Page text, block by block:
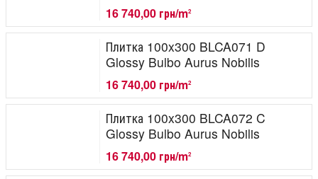
16 740,00 грн/m2
Плитка 100x300 BLCA071 D
Glossy Bulbo Aurus Nobilis
16 740,00 грн/m2
Плитка 100x300 BLCA072 C
Glossy Bulbo Aurus Nobilis
16 740,00 грн/m2